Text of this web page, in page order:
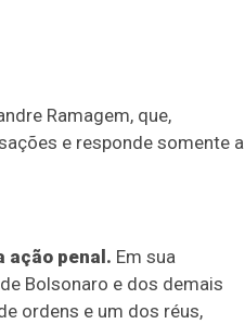
Ramagem, que,
e responde somente a
ação penal. Em sua
Bolsonaro e dos demais
ordens e um dos réus,